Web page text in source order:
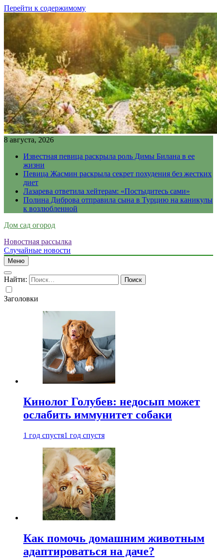
Перейти к содержимому
8 августа, 2026
Известная певица раскрыла роль Димы Билана в ее
жизни
Певица Жасмин раскрыла секрет похудения без жестких
диет
Лазарева ответила хейтерам: «Постыдитесь сами»
Полина Диброва отправила сына в Турцию на каникулы
к возлюбленной
Дом сад огород
Новостная рассылка
Случайные новости
Меню
Найти:
Заголовки
Кинолог Голубев: недосып может
ослабить иммунитет собаки
1 год спустя1 год спустя
Как помочь домашним животным
адаптироваться на даче?